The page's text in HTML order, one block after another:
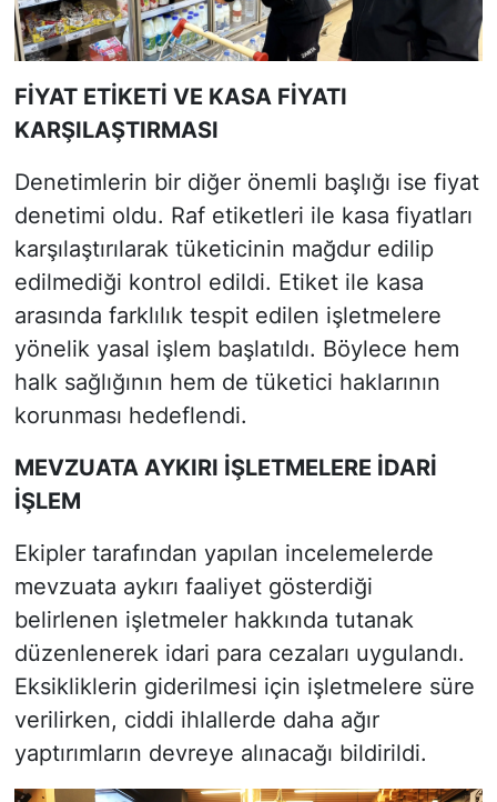
FİYAT ETİKETİ VE KASA FİYATI
KARŞILAŞTIRMASI
Denetimlerin bir diğer önemli başlığı ise fiyat
denetimi oldu. Raf etiketleri ile kasa fiyatları
karşılaştırılarak tüketicinin mağdur edilip
edilmediği kontrol edildi. Etiket ile kasa
arasında farklılık tespit edilen işletmelere
yönelik yasal işlem başlatıldı. Böylece hem
halk sağlığının hem de tüketici haklarının
korunması hedeflendi.
MEVZUATA AYKIRI İŞLETMELERE İDARİ
İŞLEM
Ekipler tarafından yapılan incelemelerde
mevzuata aykırı faaliyet gösterdiği
belirlenen işletmeler hakkında tutanak
düzenlenerek idari para cezaları uygulandı.
Eksikliklerin giderilmesi için işletmelere süre
verilirken, ciddi ihlallerde daha ağır
yaptırımların devreye alınacağı bildirildi.